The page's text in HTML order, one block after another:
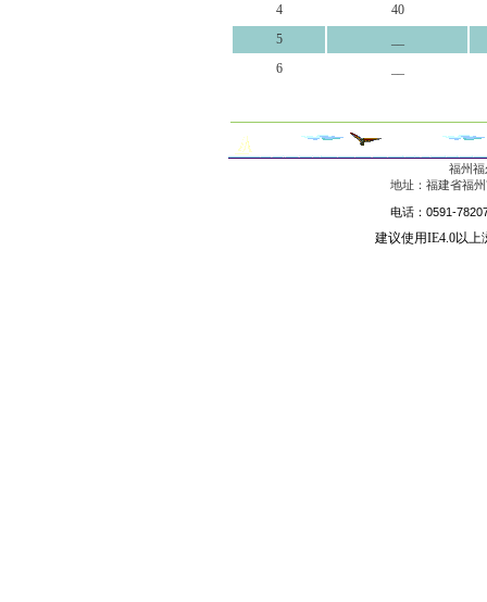
4
40
5
6
福州
地址：福建省福
电话：0591-
建议使用IE4.0以